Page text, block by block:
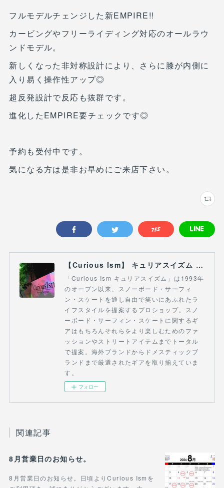
フルモデルチェンジした新EMPIRE!!
カービングやフリーライディング対応のオールラウ
ンドモデル。
新しくなった非対称設計により、さらに膝が内側に
入り易く操作性アップ◎
超反発設計で反応も抜群です。
進化したEMPIRE要チェックです◎
予約も受付中です。
気になる方は是非お早めにご来店下さい。
【Curious Ism】 キュリアスイズム l スノーボードショップ サーフショップ 福島県 会津若松市 郡山市 通販
「Curious Ism キュリアスイズム」は1993年
のオープン以来、スノーボード・サーフィ
ン・スケートを通し自由で笑いにあふれたラ
イフスタイルを提案するプロショップ。スノ
ーボード・サーフィン・スケートに関するギ
アはもちろんそれらをより楽しむためのファ
ッションやストリートアイテムまでトータル
で提案。海外ブランドからドメスティックブ
ランドまで厳選されたギアを取り揃えていま
す。
フォロー
関連記事
8月営業日のお知らせ。
8月営業日のお知らせ。日頃よりCurious Ismを